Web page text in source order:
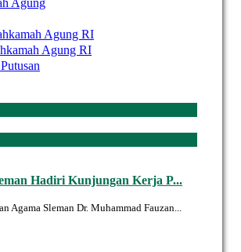
Agung
Agung RI
Agung RI
Hadiri Kunjungan Kerja P...
Agama Sleman Dr. Muhammad Fauzan...